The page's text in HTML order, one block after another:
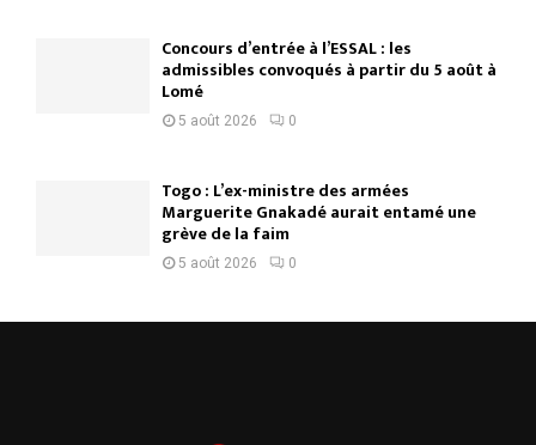
Concours d’entrée à l’ESSAL : les
admissibles convoqués à partir du 5 août à
Lomé
5 août 2026 0
Togo : L’ex-ministre des armées
Marguerite Gnakadé aurait entamé une
grève de la faim
5 août 2026 0